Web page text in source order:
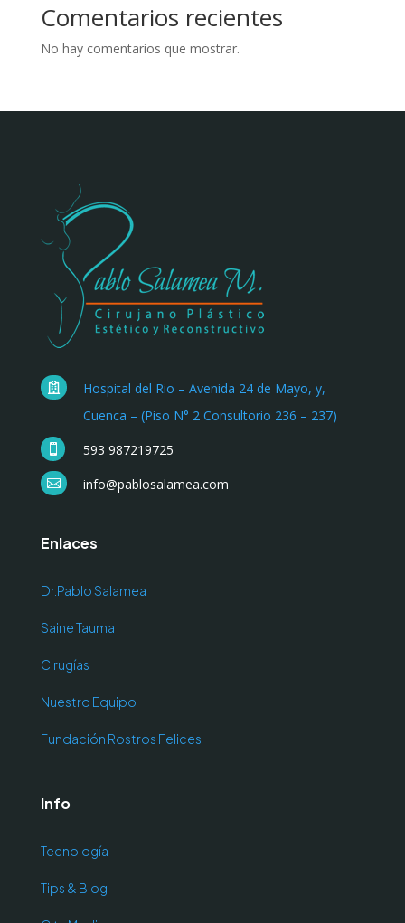
Comentarios recientes
No hay comentarios que mostrar.

Hospital del Rio – Avenida 24 de Mayo, y,
Cuenca – (Piso N° 2 Consultorio 236 – 237)
 593 987219725
 info@pablosalamea.com
Enlaces
Dr.Pablo Salamea
Saine Tauma
Cirugías
Nuestro Equipo
Fundación Rostros Felices
Info
Tecnología
Tips & Blog